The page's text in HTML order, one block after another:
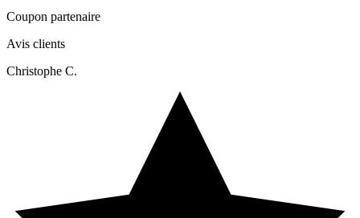
Coupon partenaire
Avis clients
Christophe C.